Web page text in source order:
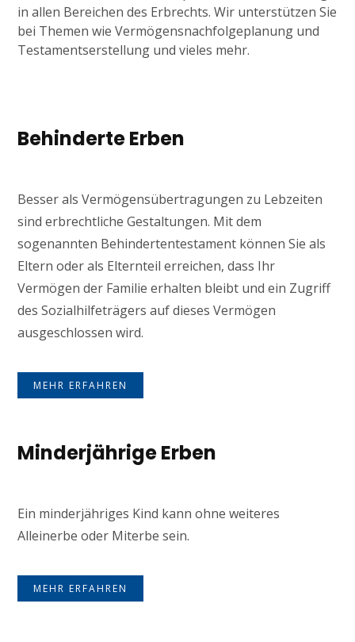
in allen Bereichen des Erbrechts. Wir unterstützen Sie
bei Themen wie Vermögensnachfolgeplanung und
Testamentserstellung und vieles mehr.
Behinderte Erben
Besser als Vermögensübertragungen zu Lebzeiten
sind erbrechtliche Gestaltungen. Mit dem
sogenannten Behindertentestament können Sie als
Eltern oder als Elternteil erreichen, dass Ihr
Vermögen der Familie erhalten bleibt und ein Zugriff
des Sozialhilfeträgers auf dieses Vermögen
ausgeschlossen wird.
MEHR ERFAHREN
Minderjährige Erben
Ein minderjähriges Kind kann ohne weiteres
Alleinerbe oder Miterbe sein.
MEHR ERFAHREN